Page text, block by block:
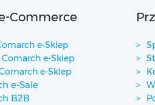
Commerce
e-Sklep
e-Sklep
e-Sklep
e-Sale
B2B